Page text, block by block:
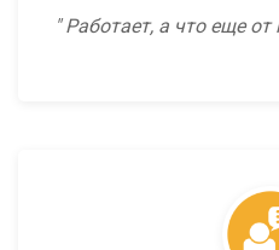
Работает, а что еще от